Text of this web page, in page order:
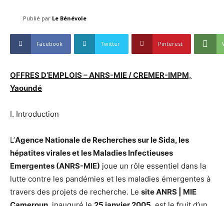
Publié par Le Bénévole
Facebook Twitter Pinterest
OFFRES D’EMPLOIS – ANRS-MIE / CREMER-IMPM,
Yaoundé
I. Introduction
L’Agence Nationale de Recherches sur le Sida, les
hépatites virales et les Maladies Infectieuses
Emergentes (ANRS-MIE) joue un rôle essentiel dans la
lutte contre les pandémies et les maladies émergentes à
travers des projets de recherche. Le site ANRS | MIE